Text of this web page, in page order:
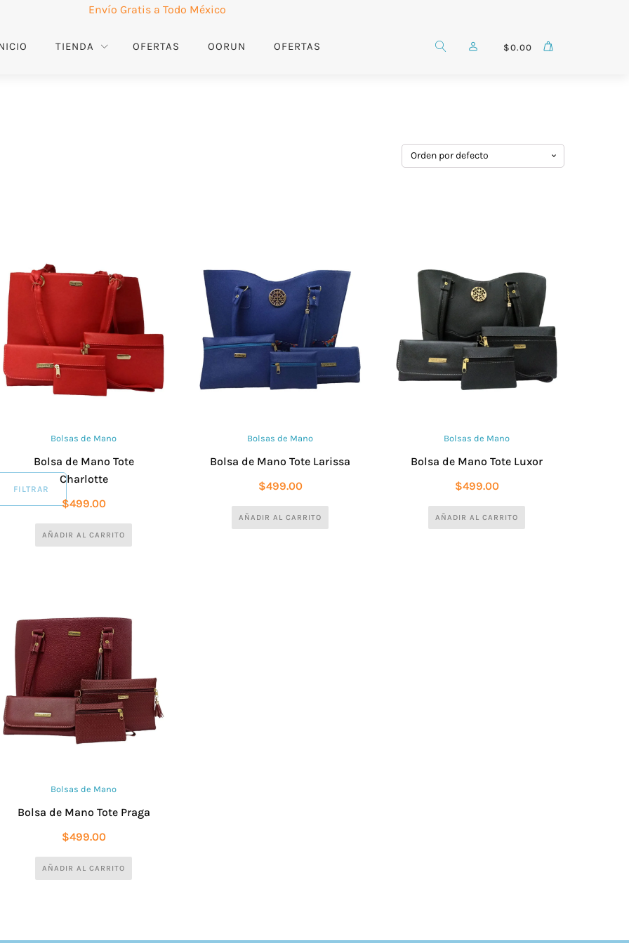
Envío Gratis a Todo México
TIENDA OFERTAS OORUN OFERTAS $0.00
FILTRAR
Bolsas de Mano
Bolsa de Mano Tote
Charlotte
$499.00
AÑADIR AL CARRITO
Bolsas de Mano
Bolsa de Mano Tote Larissa
$499.00
AÑADIR AL CARRITO
Bolsas de Mano
Bolsa de Mano Tote Luxor
$499.00
AÑADIR AL CARRITO
Bolsas de Mano
Bolsa de Mano Tote Praga
$499.00
AÑADIR AL CARRITO